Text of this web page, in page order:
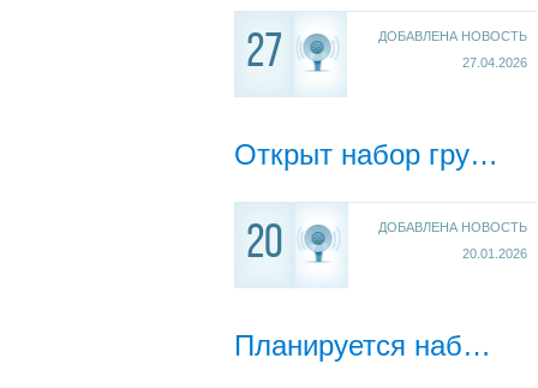
27
ДОБАВЛЕНА НОВОСТЬ
27.04.2026
Открыт набор групп Частный пилот апрель 2026 г. Тюмень
20
ДОБАВЛЕНА НОВОСТЬ
20.01.2026
Планируется набор группы Частный пилот в г. Тюмень, Частный пилот и пилот СВС в г. Омск